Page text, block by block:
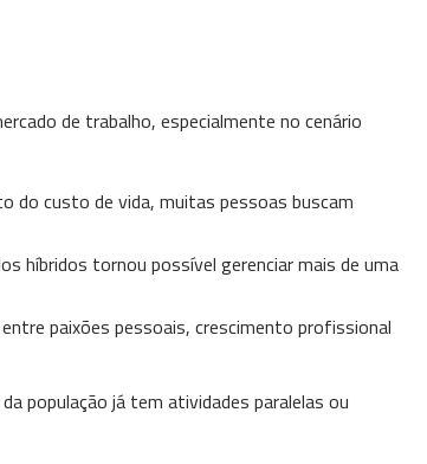
de trabalho, especialmente no cenário
do custo de vida, muitas pessoas buscam
híbridos tornou possível gerenciar mais de uma
paixões pessoais, crescimento profissional
população já tem atividades paralelas ou